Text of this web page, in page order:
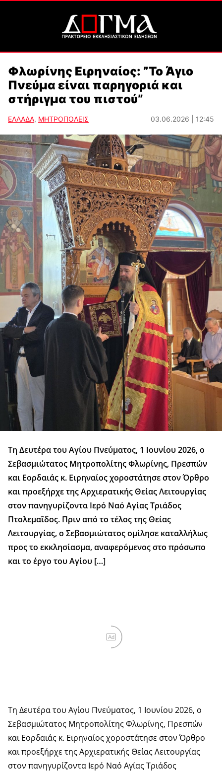
Φλωρίνης Ειρηναίος: ”Το Άγιο
Πνεύμα είναι παρηγοριά και
στήριγμα του πιστού”
ΕΛΛΑΔΑ, ΜΗΤΡΟΠΟΛΕΙΣ 03.06.2026 | 12:45
Τη Δευτέρα του Αγίου Πνεύματος, 1 Ιουνίου 2026, ο
Σεβασμιώτατος Μητροπολίτης Φλωρίνης, Πρεσπών
και Εορδαιάς κ. Ειρηναίος χοροστάτησε στον Όρθρο
και προεξήρχε της Αρχιερατικής Θείας Λειτουργίας
στον πανηγυρίζοντα Ιερό Ναό Αγίας Τριάδος
Πτολεμαΐδος. Πριν από το τέλος της Θείας
Λειτουργίας, ο Σεβασμιώτατος ομίλησε καταλλήλως
προς το εκκλησίασμα, αναφερόμενος στο πρόσωπο
και το έργο του Αγίου […]
Ad
Τη Δευτέρα του Αγίου Πνεύματος, 1 Ιουνίου 2026, ο
Σεβασμιώτατος Μητροπολίτης Φλωρίνης, Πρεσπών
και Εορδαιάς κ. Ειρηναίος χοροστάτησε στον Όρθρο
και προεξήρχε της Αρχιερατικής Θείας Λειτουργίας
στον πανηγυρίζοντα Ιερό Ναό Αγίας Τριάδος